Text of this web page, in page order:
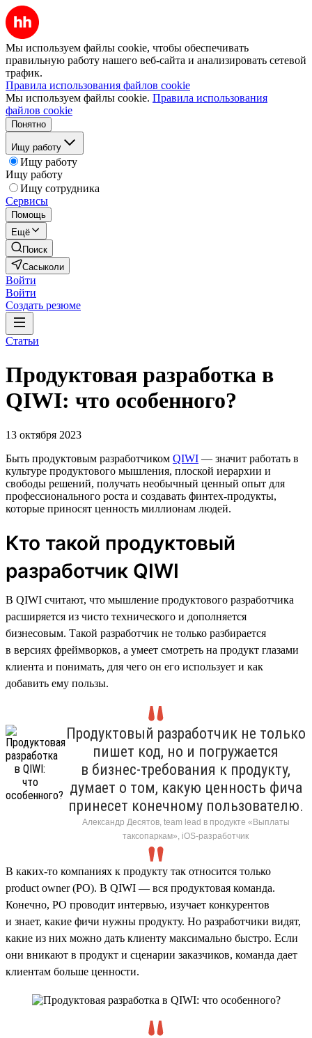
Мы используем файлы cookie, чтобы обеспечивать
правильную работу нашего веб-сайта и анализировать сетевой
трафик.
Правила использования файлов cookie
Мы используем файлы cookie. Правила использования
файлов cookie
Понятно
Ищу работу
Ищу работу
Ищу работу
Ищу сотрудника
Сервисы
Помощь
Ещё
Поиск
Сасыколи
Войти
Войти
Создать резюме
Статьи
Продуктовая разработка в
QIWI: что особенного?
13 октября 2023
Быть продуктовым разработчиком QIWI — значит работать в
культуре продуктового мышления, плоской иерархии и
свободы решений, получать необычный ценный опыт для
профессионального роста и создавать финтех-продукты,
которые приносят ценность миллионам людей.
Кто такой продуктовый
разработчик QIWI
В QIWI считают, что мышление продуктового разработчика
расширяется из чисто технического и дополняется
бизнесовым. Такой разработчик не только разбирается
в версиях фреймворков, а умеет смотреть на продукт глазами
клиента и понимать, для чего он его использует и как
добавить ему пользы.
Продуктовый разработчик не только
пишет код, но и погружается
в бизнес-требования к продукту,
думает о том, какую ценность фича
принесет конечному пользователю.
Александр Десятов, team lead в продукте «Выплаты
таксопаркам», iOS-разработчик
В каких-то компаниях к продукту так относится только
product owner (PO). В QIWI — вся продуктовая команда.
Конечно, PO проводит интервью, изучает конкурентов
и знает, какие фичи нужны продукту. Но разработчики видят,
какие из них можно дать клиенту максимально быстро. Если
они вникают в продукт и сценарии заказчиков, команда дает
клиентам больше ценности.